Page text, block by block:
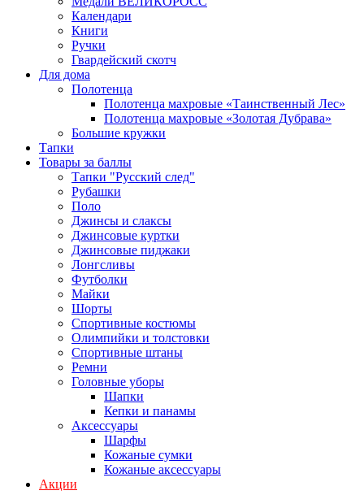
Календари
Книги
Ручки
Гвардейский скотч
Для дома
Полотенца
Полотенца махровые «Таинственный Лес»
Полотенца махровые «Золотая Дубрава»
Большие кружки
Тапки
Товары за баллы
Тапки "Русский след"
Рубашки
Поло
Джинсы и слаксы
Джинсовые куртки
Джинсовые пиджаки
Лонгсливы
Футболки
Майки
Шорты
Спортивные костюмы
Олимпийки и толстовки
Спортивные штаны
Ремни
Головные уборы
Шапки
Кепки и панамы
Аксессуары
Шарфы
Кожаные сумки
Кожаные аксессуары
Акции